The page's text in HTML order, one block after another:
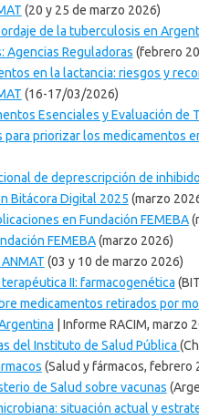
(20 y 25 de marzo 2026)
de la tuberculosis en
Agencias Reguladoras (febrero
en la lactancia: riesgos y
(16-17/03/2026)
Esenciales y Evaluación de
para priorizar los medicamentos
de deprescripción de
Bitácora Digital 2025 (marzo
en Fundación FEMEBA
FEMEBA(marzo 2026)
(03 y 10 de marzo 2026)
II: farmacogenética
medicamentos retirados por
| Informe RACIM, marzo
del Instituto de Salud Pública
(Salud y fármacos, febrero
de Salud sobre vacunas
situación actual y